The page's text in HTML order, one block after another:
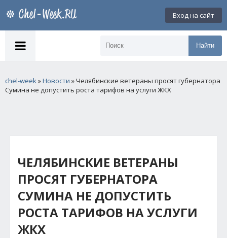
Вход на сайт
Найти
chel-week»Новости » Челябинские ветераны просят губернатора
Сумина не допустить роста тарифов на услуги ЖКХ
ЧЕЛЯБИНСКИЕ ВЕТЕРАНЫ
ПРОСЯТ ГУБЕРНАТОРА
СУМИНА НЕ ДОПУСТИТЬ
РОСТА ТАРИФОВ НА УСЛУГИ
ЖКХ